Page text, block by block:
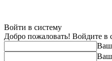
Войти в систему
Добро пожаловать! Войдите в
Ваш